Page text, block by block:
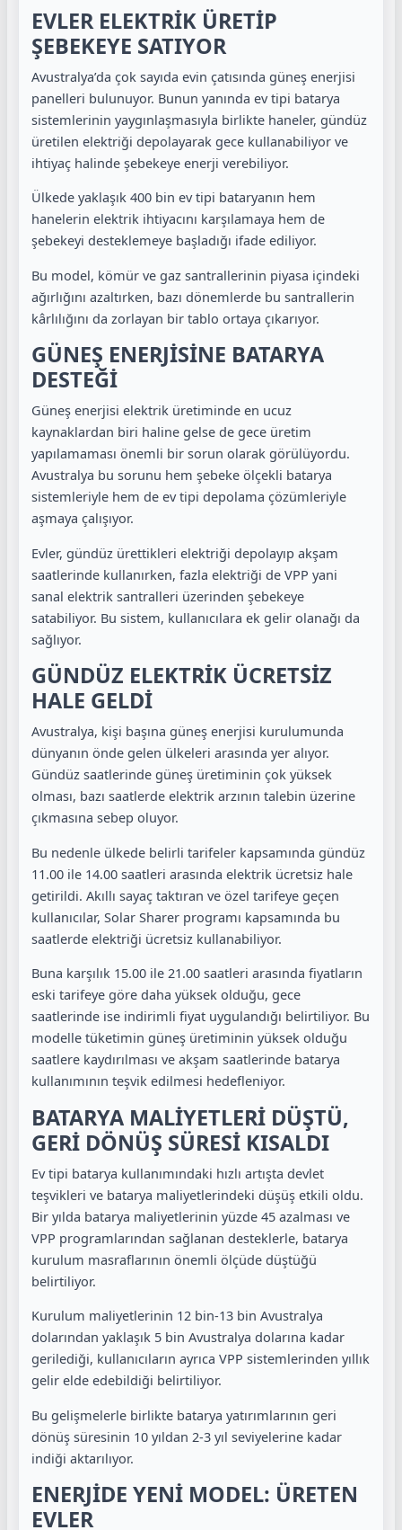
EVLER ELEKTRİK ÜRETİP
ŞEBEKEYE SATIYOR
Avustralya’da çok sayıda evin çatısında güneş enerjisi
panelleri bulunuyor. Bunun yanında ev tipi batarya
sistemlerinin yaygınlaşmasıyla birlikte haneler, gündüz
üretilen elektriği depolayarak gece kullanabiliyor ve
ihtiyaç halinde şebekeye enerji verebiliyor.
Ülkede yaklaşık 400 bin ev tipi bataryanın hem
hanelerin elektrik ihtiyacını karşılamaya hem de
şebekeyi desteklemeye başladığı ifade ediliyor.
Bu model, kömür ve gaz santrallerinin piyasa içindeki
ağırlığını azaltırken, bazı dönemlerde bu santrallerin
kârlılığını da zorlayan bir tablo ortaya çıkarıyor.
GÜNEŞ ENERJİSİNE BATARYA
DESTEĞİ
Güneş enerjisi elektrik üretiminde en ucuz
kaynaklardan biri haline gelse de gece üretim
yapılamaması önemli bir sorun olarak görülüyordu.
Avustralya bu sorunu hem şebeke ölçekli batarya
sistemleriyle hem de ev tipi depolama çözümleriyle
aşmaya çalışıyor.
Evler, gündüz ürettikleri elektriği depolayıp akşam
saatlerinde kullanırken, fazla elektriği de VPP yani
sanal elektrik santralleri üzerinden şebekeye
satabiliyor. Bu sistem, kullanıcılara ek gelir olanağı da
sağlıyor.
GÜNDÜZ ELEKTRİK ÜCRETSİZ
HALE GELDİ
Avustralya, kişi başına güneş enerjisi kurulumunda
dünyanın önde gelen ülkeleri arasında yer alıyor.
Gündüz saatlerinde güneş üretiminin çok yüksek
olması, bazı saatlerde elektrik arzının talebin üzerine
çıkmasına sebep oluyor.
Bu nedenle ülkede belirli tarifeler kapsamında gündüz
11.00 ile 14.00 saatleri arasında elektrik ücretsiz hale
getirildi. Akıllı sayaç taktıran ve özel tarifeye geçen
kullanıcılar, Solar Sharer programı kapsamında bu
saatlerde elektriği ücretsiz kullanabiliyor.
Buna karşılık 15.00 ile 21.00 saatleri arasında fiyatların
eski tarifeye göre daha yüksek olduğu, gece
saatlerinde ise indirimli fiyat uygulandığı belirtiliyor. Bu
modelle tüketimin güneş üretiminin yüksek olduğu
saatlere kaydırılması ve akşam saatlerinde batarya
kullanımının teşvik edilmesi hedefleniyor.
BATARYA MALİYETLERİ DÜŞTÜ,
GERİ DÖNÜŞ SÜRESİ KISALDI
Ev tipi batarya kullanımındaki hızlı artışta devlet
teşvikleri ve batarya maliyetlerindeki düşüş etkili oldu.
Bir yılda batarya maliyetlerinin yüzde 45 azalması ve
VPP programlarından sağlanan desteklerle, batarya
kurulum masraflarının önemli ölçüde düştüğü
belirtiliyor.
Kurulum maliyetlerinin 12 bin-13 bin Avustralya
dolarından yaklaşık 5 bin Avustralya dolarına kadar
gerilediği, kullanıcıların ayrıca VPP sistemlerinden yıllık
gelir elde edebildiği belirtiliyor.
Bu gelişmelerle birlikte batarya yatırımlarının geri
dönüş süresinin 10 yıldan 2-3 yıl seviyelerine kadar
indiği aktarılıyor.
ENERJİDE YENİ MODEL: ÜRETEN
EVLER